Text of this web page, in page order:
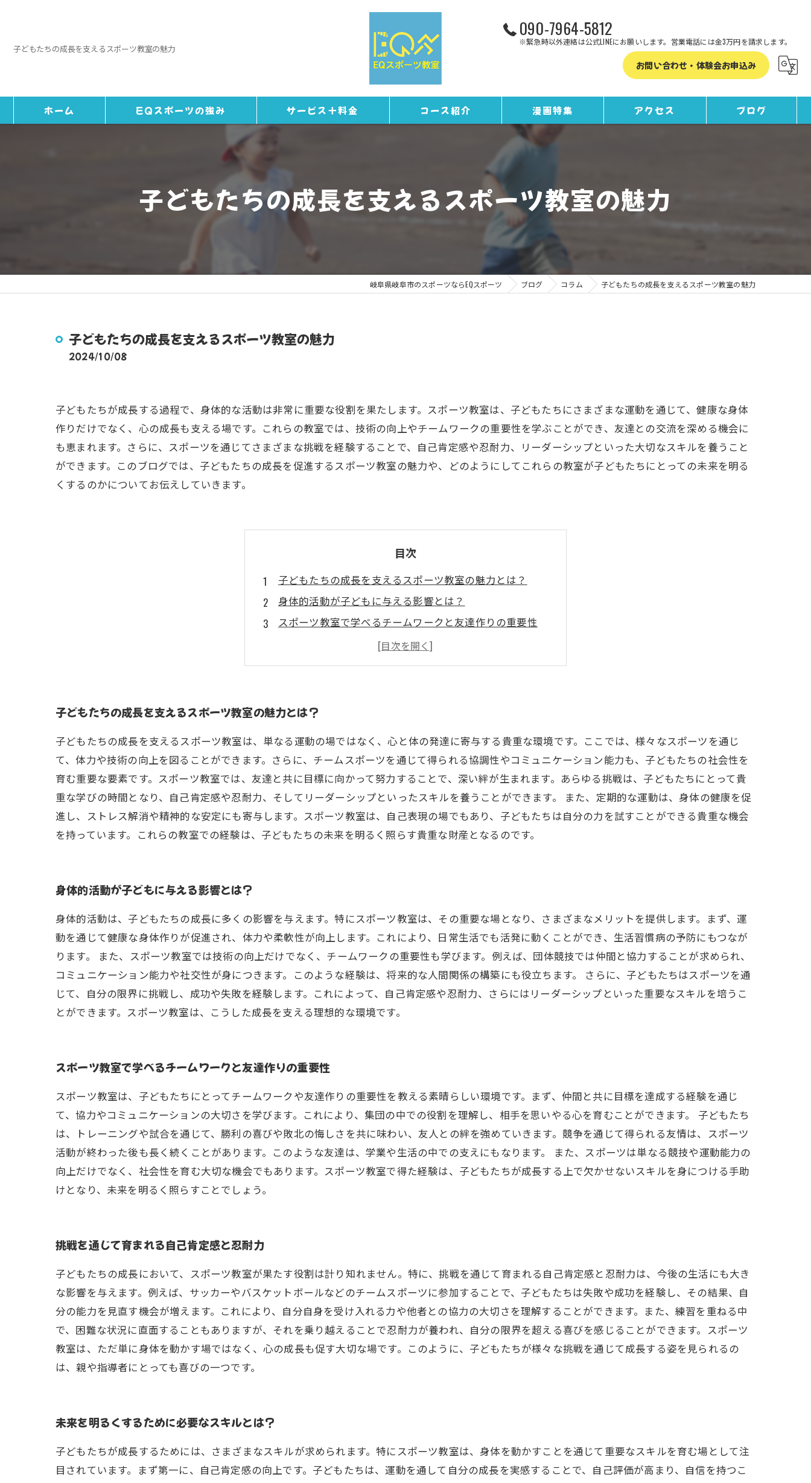
子どもたちの成長を支えるスポーツ教室の魅力
090-7964-5812
※緊急時以外連絡は公式LINEにお願いします。営業電話には金3万円を請求します。
お問い合わせ・体験会お申込み
ホーム EQスポーツの強み サービス＋料金
スタッフ紹介
コース紹介 漫画特集 アクセス ブログ
子どもたちの成長を支えるスポーツ教室の魅力
岐阜県岐阜市のスポーツならEQスポーツ ブログ コラム 子どもたちの成長を支えるスポーツ教室の魅力
子どもたちの成長を支えるスポーツ教室の魅力
2024/10/08
子どもたちが成長する過程で、身体的な活動は非常に重要な役割を果たします。スポーツ教室は、子どもたちにさまざまな運動を通じて、健康な身体
作りだけでなく、心の成長も支える場です。これらの教室では、技術の向上やチームワークの重要性を学ぶことができ、友達との交流を深める機会に
も恵まれます。さらに、スポーツを通じてさまざまな挑戦を経験することで、自己肯定感や忍耐力、リーダーシップといった大切なスキルを養うこと
ができます。このブログでは、子どもたちの成長を促進するスポーツ教室の魅力や、どのようにしてこれらの教室が子どもたちにとっての未来を明る
くするのかについてお伝えしていきます。
目次
子どもたちの成長を支えるスポーツ教室の魅力とは？
身体的活動が子どもに与える影響とは？
スポーツ教室で学べるチームワークと友達作りの重要性
挑戦を通じて育まれる自己肯定感と忍耐力
未来を明るくするために必要なスキルとは？
子どもたちの成長を支えるスポーツ教室の魅力とは？
子どもたちの成長を支えるスポーツ教室は、単なる運動の場ではなく、心と体の発達に寄与する貴重な環境です。ここでは、様々なスポーツを通じ
て、体力や技術の向上を図ることができます。さらに、チームスポーツを通じて得られる協調性やコミュニケーション能力も、子どもたちの社会性を
育む重要な要素です。スポーツ教室では、友達と共に目標に向かって努力することで、深い絆が生まれます。あらゆる挑戦は、子どもたちにとって貴
重な学びの時間となり、自己肯定感や忍耐力、そしてリーダーシップといったスキルを養うことができます。 また、定期的な運動は、身体の健康を促
進し、ストレス解消や精神的な安定にも寄与します。スポーツ教室は、自己表現の場でもあり、子どもたちは自分の力を試すことができる貴重な機会
を持っています。これらの教室での経験は、子どもたちの未来を明るく照らす貴重な財産となるのです。
身体的活動が子どもに与える影響とは？
身体的活動は、子どもたちの成長に多くの影響を与えます。特にスポーツ教室は、その重要な場となり、さまざまなメリットを提供します。まず、運
動を通じて健康な身体作りが促進され、体力や柔軟性が向上します。これにより、日常生活でも活発に動くことができ、生活習慣病の予防にもつなが
ります。 また、スポーツ教室では技術の向上だけでなく、チームワークの重要性も学びます。例えば、団体競技では仲間と協力することが求められ、
コミュニケーション能力や社交性が身につきます。このような経験は、将来的な人間関係の構築にも役立ちます。 さらに、子どもたちはスポーツを通
じて、自分の限界に挑戦し、成功や失敗を経験します。これによって、自己肯定感や忍耐力、さらにはリーダーシップといった重要なスキルを培うこ
とができます。スポーツ教室は、こうした成長を支える理想的な環境です。
スポーツ教室で学べるチームワークと友達作りの重要性
スポーツ教室は、子どもたちにとってチームワークや友達作りの重要性を教える素晴らしい環境です。まず、仲間と共に目標を達成する経験を通じ
て、協力やコミュニケーションの大切さを学びます。これにより、集団の中での役割を理解し、相手を思いやる心を育むことができます。 子どもたち
は、トレーニングや試合を通じて、勝利の喜びや敗北の悔しさを共に味わい、友人との絆を強めていきます。競争を通じて得られる友情は、スポーツ
活動が終わった後も長く続くことがあります。このような友達は、学業や生活の中での支えにもなります。 また、スポーツは単なる競技や運動能力の
向上だけでなく、社会性を育む大切な機会でもあります。スポーツ教室で得た経験は、子どもたちが成長する上で欠かせないスキルを身につける手助
けとなり、未来を明るく照らすことでしょう。
挑戦を通じて育まれる自己肯定感と忍耐力
子どもたちの成長において、スポーツ教室が果たす役割は計り知れません。特に、挑戦を通じて育まれる自己肯定感と忍耐力は、今後の生活にも大き
な影響を与えます。例えば、サッカーやバスケットボールなどのチームスポーツに参加することで、子どもたちは失敗や成功を経験し、その結果、自
分の能力を見直す機会が増えます。これにより、自分自身を受け入れる力や他者との協力の大切さを理解することができます。また、練習を重ねる中
で、困難な状況に直面することもありますが、それを乗り越えることで忍耐力が養われ、自分の限界を超える喜びを感じることができます。スポーツ
教室は、ただ単に身体を動かす場ではなく、心の成長も促す大切な場です。このように、子どもたちが様々な挑戦を通じて成長する姿を見られるの
は、親や指導者にとっても喜びの一つです。
未来を明るくするために必要なスキルとは？
子どもたちが成長するためには、さまざまなスキルが求められます。特にスポーツ教室は、身体を動かすことを通じて重要なスキルを育む場として注
目されています。まず第一に、自己肯定感の向上です。子どもたちは、運動を通して自分の成長を実感することで、自己評価が高まり、自信を持つこ